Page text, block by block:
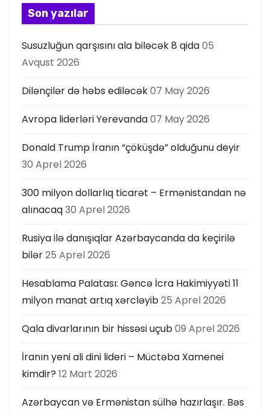
s
ı
Son yazılar
Susuzluğun qarşısını ala biləcək 8 qida05
Avqust 2026
Dilənçilər də həbs ediləcək07 May 2026
Avropa liderləri Yerevanda07 May 2026
Donald Trump İranın “çöküşdə” olduğunu deyir
30 Aprel 2026
300 milyon dollarlıq ticarət – Ermənistandan nə
alınacaq30 Aprel 2026
Rusiya ilə danışıqlar Azərbaycanda da keçirilə
bilər25 Aprel 2026
Hesablama Palatası: Gəncə İcra Hakimiyyəti 11
milyon manat artıq xərcləyib25 Aprel 2026
Qala divarlarının bir hissəsi uçub09 Aprel 2026
İranın yeni ali dini lideri – Müctəba Xamenei
kimdir? 12 Mart 2026
Azərbaycan və Ermənistan sülhə hazırlaşır. Bəs